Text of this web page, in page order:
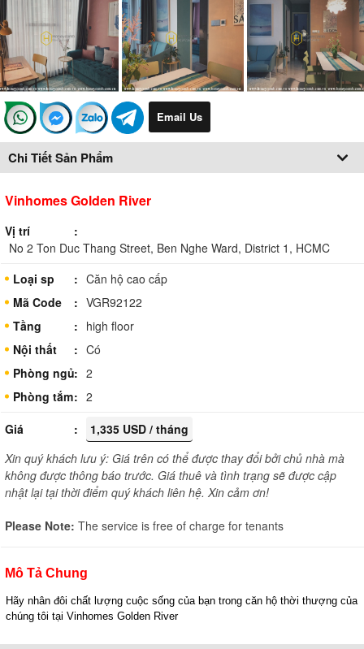
Email Us
Chi Tiết Sản Phẩm
Vinhomes Golden River
Vị trí
No 2 Ton Duc Thang Street, Ben Nghe Ward, District 1, HCMC
Loại sp
Căn hộ cao cấp
Mã Code
VGR92122
Tầng
high floor
Nội thất
Có
Phòng ngủ
2
Phòng tắm
2
Giá
1,335 USD / tháng
Xin quý khách lưu ý: Giá trên có thể được thay đổi bởi chủ nhà mà
không được thông báo trước. Giá thuê và tình trạng sẽ được cập
nhật lại tại thời điểm quý khách liên hệ. Xin cảm ơn!
Please Note: The service is free of charge for tenants
Mô Tả Chung
Hãy nhân đôi chất lượng cuộc sống của bạn trong căn hộ thời thượng của
chúng tôi tại Vinhomes Golden River